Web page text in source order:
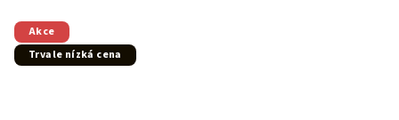
Akce
Trvale nízká cena